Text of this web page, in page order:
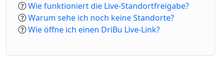
Wie funktioniert die Live-Standortfreigabe?
Warum sehe ich noch keine Standorte?
Wie öffne ich einen DriBu Live-Link?